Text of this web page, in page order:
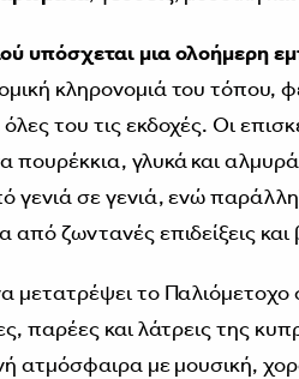
υπόσχεται μια ολοήμερη
κληρονομιά του τόπου,
του τις εκδοχές. Οι
πουρέκκια, γλυκά και
γενιά σε γενιά, ενώ
ζωντανές επιδείξεις και
μετατρέψει το Παλιόμετοχο
παρέες και λάτρεις της
ατμόσφαιρα με μουσική,